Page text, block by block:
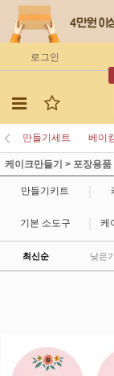
로그인
만들기세트 베이
케이크만들기 > 포장용품
만들기키트
기본 소도구 케
최신순 낮은